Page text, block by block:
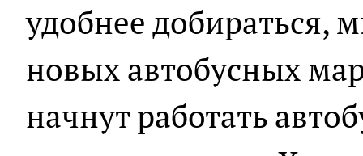
удобнее добираться,
новых автобусных
начнут работать